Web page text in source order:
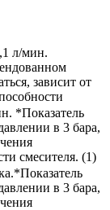
л/мин.
зависит от
*Показатель
в 3 бара,
смесителя. (1)
в 3 бара,